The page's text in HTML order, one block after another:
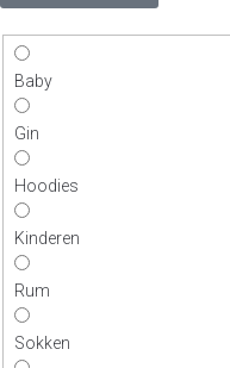
Baby
Gin
Hoodies
Kinderen
Rum
Sokken